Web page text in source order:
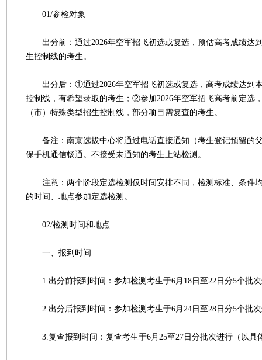
01/参检对象
出分前：通过2026年空军招飞初选或复选，预估高考成绩达
生控制线的考生。
出分后：①通过2026年空军招飞初选或复选，高考成绩达到
控制线，有希望录取的考生；②参加2026年空军招飞高考前定选
（市）特殊类型招生控制线，部分项目需复查的考生。
备注：南京选拔中心将通过电话直接通知（考生登记预留的
保手机通信畅通。不接受未通知的考生上站检测。
注意：两个阶段定选检测仅时间安排不同，检测标准、条件
的时间、地点参加定选检测。
02/检测时间和地点
一、报到时间
1.出分前报到时间：参加检测考生于6月18日至22日分5个批
2.出分后报到时间：参加检测考生于6月24日至28日分5个批
3.复查报到时间：复查考生于6月25至27日分批次进行（以具